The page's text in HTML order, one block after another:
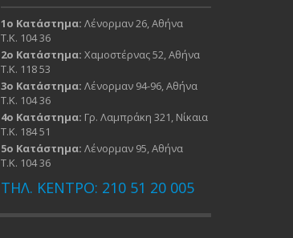
1ο Κατάστημα: Λένορμαν 26, Αθήνα
Τ.Κ. 104 36
2ο Κατάστημα: Χαμοστέρνας 52, Αθήνα
Τ.Κ. 118 53
3ο Κατάστημα: Λένορμαν 94-96, Αθήνα
Τ.Κ. 104 36
4ο Κατάστημα: Γρ. Λαμπράκη 321, Νίκαια
Τ.Κ. 184 51
5ο Κατάστημα: Λένορμαν 95, Αθήνα
Τ.Κ. 104 36
ΤΗΛ. ΚΕΝΤΡΟ: 210 51 20 005